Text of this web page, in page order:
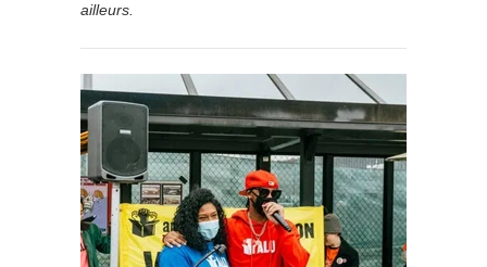
ailleurs.